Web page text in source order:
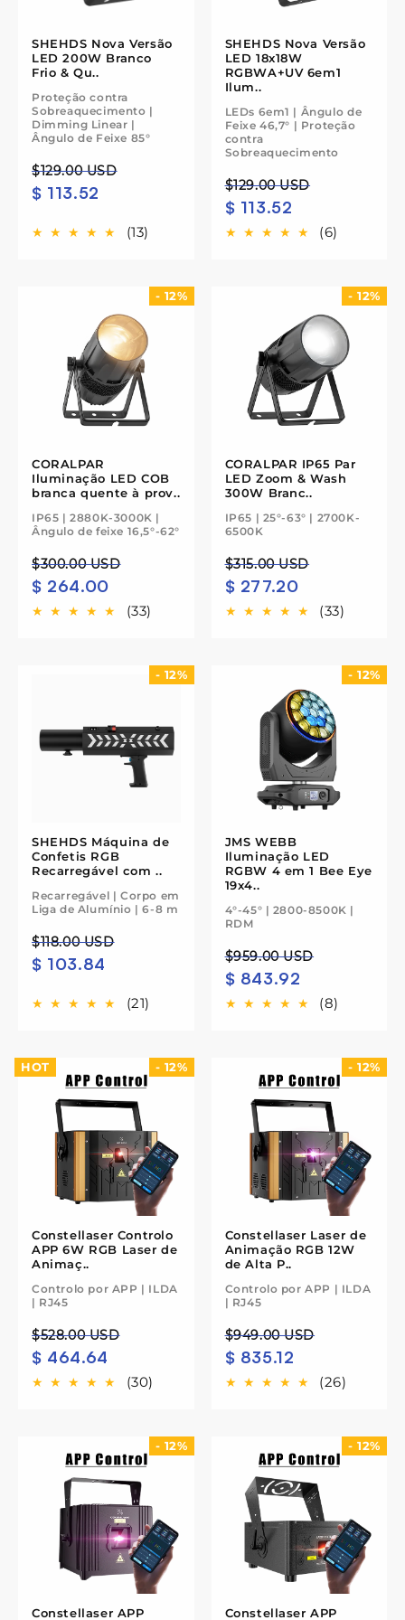
SHEHDS Nova Versão
LED 200W Branco
Frio & Qu..
Proteção contra
Sobreaquecimento |
Dimming Linear |
Ângulo de Feixe 85°
Preço
normal
$129.00 USD
Preço
de
$ 113.52
(13)
SHEHDS Nova Versão
LED 18x18W
RGBWA+UV 6em1
Ilum..
LEDs 6em1 | Ângulo de
Feixe 46,7° | Proteção
contra
Sobreaquecimento
Preço
normal
$129.00 USD
Preço
de
saldo
$ 113.52
(6)
- 12%
CORALPAR
Iluminação LED COB
branca quente à prov..
IP65 | 2880K-3000K |
Ângulo de feixe 16,5°-62°
Preço
normal
$300.00 USD
Preço
de
saldo
$ 264.00
(33)
- 12%
CORALPAR IP65 Par
LED Zoom & Wash
300W Branc..
IP65 | 25°-63° | 2700K-
6500K
Preço
normal
$315.00 USD
Preço
de
saldo
$ 277.20
(33)
- 12%
SHEHDS Máquina de
Confetis RGB
Recarregável com ..
Recarregável | Corpo em
Liga de Alumínio | 6-8 m
Preço
normal
$118.00 USD
Preço
de
$ 103.84
(21)
- 12%
JMS WEBB
Iluminação LED
RGBW 4 em 1 Bee Eye
19x4..
4°-45° | 2800-8500K |
RDM
Preço
normal
$959.00 USD
Preço
de
saldo
$ 843.92
(8)
HOT - 12%
Constellaser Controlo
APP 6W RGB Laser de
Animaç..
Controlo por APP | ILDA
| RJ45
Preço
normal
$528.00 USD
Preço
de
saldo
$ 464.64
(30)
- 12%
Constellaser Laser de
Animação RGB 12W
de Alta P..
Controlo por APP | ILDA
| RJ45
Preço
normal
$949.00 USD
Preço
de
saldo
$ 835.12
(26)
- 12%
Constellaser APP
- 12%
Constellaser APP